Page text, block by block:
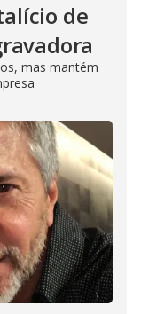
de
mas mantém